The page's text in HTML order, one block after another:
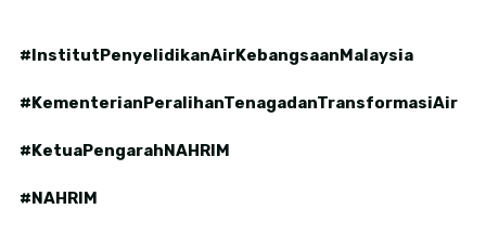
#InstitutPenyelidikanAirKebangsaanMalaysia
#KementerianPeralihanTenagadanTransformasiAir
#KetuaPengarahNAHRIM
#NAHRIM